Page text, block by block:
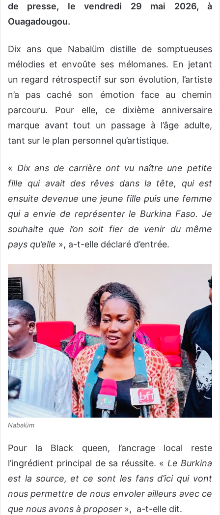
de presse, le vendredi 29 mai 2026, à
Ouagadougou.
‎Dix ans que Nabalüm distille de somptueuses
mélodies et envoûte ses mélomanes. En jetant
un regard rétrospectif sur son évolution, l’artiste
n’a pas caché son émotion face au chemin
parcouru. Pour elle, ce dixième anniversaire
marque avant tout un passage à l’âge adulte,
tant sur le plan personnel qu’artistique.
‎« Dix ans de carrière ont vu naître une petite
fille qui avait des rêves dans la tête, qui est
ensuite devenue une jeune fille puis une femme
qui a envie de représenter le Burkina Faso. Je
souhaite que l’on soit fier de venir du même
pays qu’elle », a-t-elle déclaré d’entrée.
Nabalüm
Pour la Black queen, l’ancrage local reste
l’ingrédient principal de sa réussite. « Le Burkina
est la source, et ce sont les fans d’ici qui vont
nous permettre de nous envoler ailleurs avec ce
que nous avons à proposer », a-t-elle dit.